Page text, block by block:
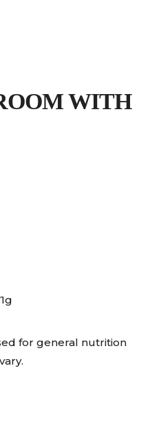
Sala Hera Contact
WITH
for general nutrition